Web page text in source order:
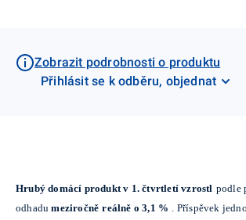
Zobrazit podrobnosti o produktu
Přihlásit se k odběru, objednat
Hrubý domácí produkt v 1. čtvrtletí vzrostl podle
odhadumeziročně reálně o 3,1 %
. Příspěvek